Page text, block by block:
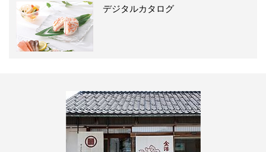
デジタルカタログ